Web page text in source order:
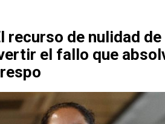
recurso de nulidad
el fallo que